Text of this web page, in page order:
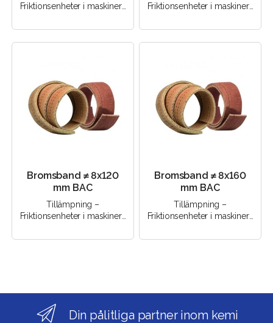
Friktionsenheter i maskiner |
mekanismer | Bromsenheter
med torrfri..
Friktionsenheter i maskiner |
mekanismer | Bromsenheter
med torrfri..
Bromsband ≠ 8х120
mm ВАС
Tillämpning –
Friktionsenheter i maskiner |
mekanismer | Bromsenheter
Bromsband ≠ 8х160
mm ВАС
Tillämpning –
Friktionsenheter i maskiner |
mekanismer | Bromsenheter
Din pålitliga partner inom kemi